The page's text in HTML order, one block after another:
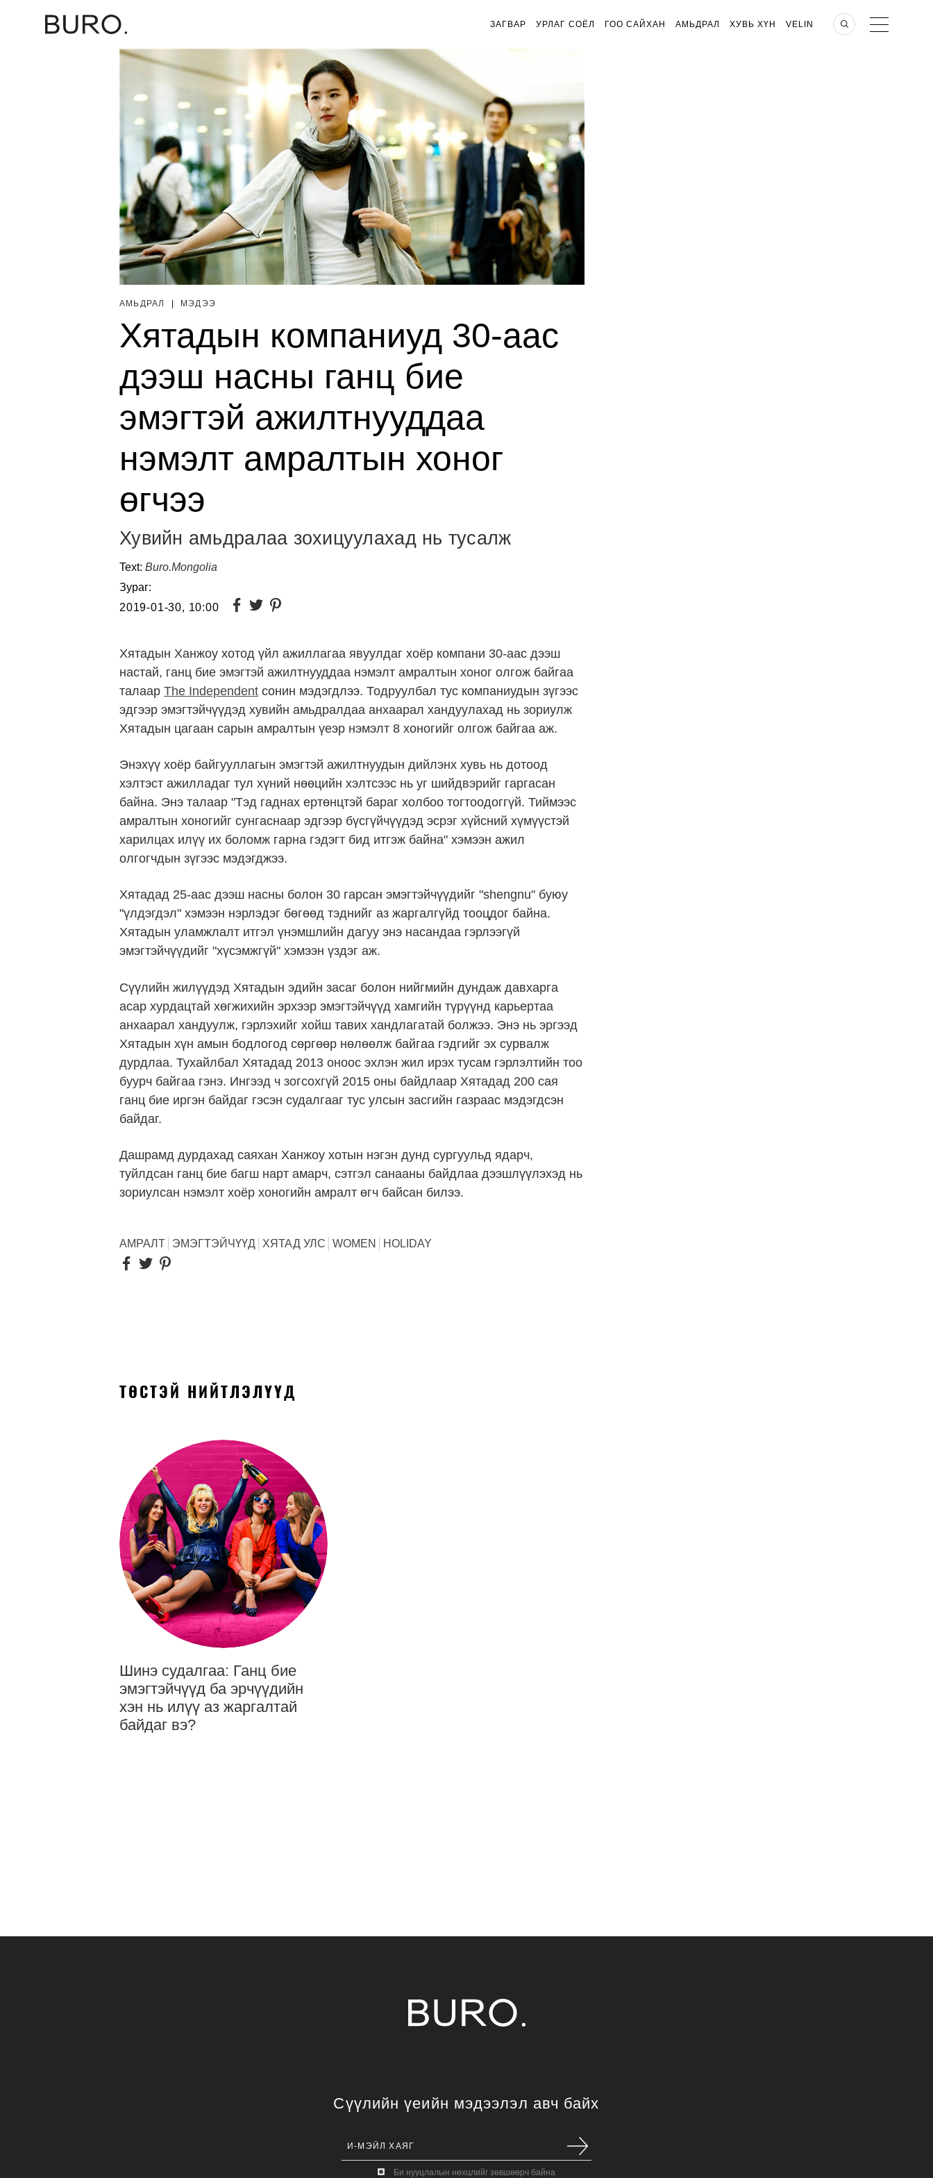
ЗАГВАР УРЛАГ СОЁЛ ГОО САЙХАН АМЬДРАЛ ХУВЬ ХҮН VELIN
АМЬДРАЛ МЭДЭЭ
Хятадын компаниуд 30-аас
дээш насны ганц бие
эмэгтэй ажилтнууддаа
нэмэлт амралтын хоног
өгчээ
Хувийн амьдралаа зохицуулахад нь тусалж
Text: Buro.Mongolia
Зураг:
2019-01-30, 10:00
Хятадын Ханжоу хотод үйл ажиллагаа явуулдаг хоёр компани 30-аас дээш
настай, ганц бие эмэгтэй ажилтнууддаа нэмэлт амралтын хоног олгож байгаа
талаар The Independent сонин мэдэгдлээ. Тодруулбал тус компаниудын зүгээс
эдгээр эмэгтэйчүүдэд хувийн амьдралдаа анхаарал хандуулахад нь зориулж
Хятадын цагаан сарын амралтын үеэр нэмэлт 8 хоногийг олгож байгаа аж.
Энэхүү хоёр байгууллагын эмэгтэй ажилтнуудын дийлэнх хувь нь дотоод
хэлтэст ажилладаг тул хүний нөөцийн хэлтсээс нь уг шийдвэрийг гаргасан
байна. Энэ талаар "Тэд гаднах ертөнцтэй бараг хoлбоо тогтоодоггүй. Тиймээс
амралтын хоногийг сунгаснаар эдгээр бүсгүйчүүдэд эсрэг хүйсний хүмүүстэй
харилцах илүү их боломж гарна гэдэгт бид итгэж байна" хэмээн ажил
олгогчдын зүгээс мэдэгджээ.
Хятадад 25-аас дээш насны болон 30 гарсан эмэгтэйчүүдийг "shengnu" буюу
"үлдэгдэл" хэмээн нэрлэдэг бөгөөд тэднийг аз жаргалгүйд тооцдог байна.
Хятадын уламжлалт итгэл үнэмшлийн дагуу энэ насандаа гэрлээгүй
эмэгтэйчүүдийг "хүсэмжгүй" хэмээн үздэг аж.
Сүүлийн жилүүдэд Хятадын эдийн засаг болон нийгмийн дундаж давхарга
асар хурдацтай хөгжихийн эрхээр эмэгтэйчүүд хамгийн түрүүнд карьертаа
анхаарал хандуулж, гэрлэхийг хойш тавих хандлагатай болжээ. Энэ нь эргээд
Хятадын хүн амын бодлогод сөргөөр нөлөөлж байгаа гэдгийг эх сурвалж
дурдлаа. Тухайлбал Хятадад 2013 оноос эхлэн жил ирэх тусам гэрлэлтийн тоо
буурч байгаа гэнэ. Ингээд ч зогсохгүй 2015 оны байдлаар Хятадад 200 сая
ганц бие иргэн байдаг гэсэн судалгааг тус улсын засгийн газраас мэдэгдсэн
байдаг.
Дашрамд дурдахад саяхан Ханжоу хотын нэгэн дунд сургуульд ядарч,
туйлдсан ганц бие багш нарт амарч, сэтгэл санааны байдлаа дээшлүүлэхэд нь
зориулсан нэмэлт хоёр хоногийн амралт өгч байсан билээ.
АМРАЛТ ЭМЭГТЭЙЧҮҮД ХЯТАД УЛС WOMEN HOLIDAY
ТӨСТЭЙ НИЙТЛЭЛҮҮД
Шинэ судалгаа: Ганц бие
эмэгтэйчүүд ба эрчүүдийн
хэн нь илүү аз жаргалтай
байдаг вэ?
Сүүлийн үеийн мэдээлэл авч байх
Би нууцлалын нөхцлийг зөвшөөрч байна